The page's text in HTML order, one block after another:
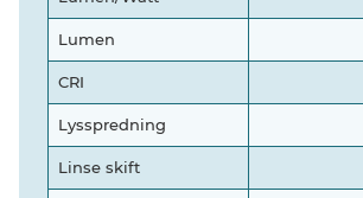
Lumen
CRI
Lysspredning
Linse skift